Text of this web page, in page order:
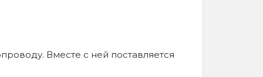
Вместе с ней поставляется